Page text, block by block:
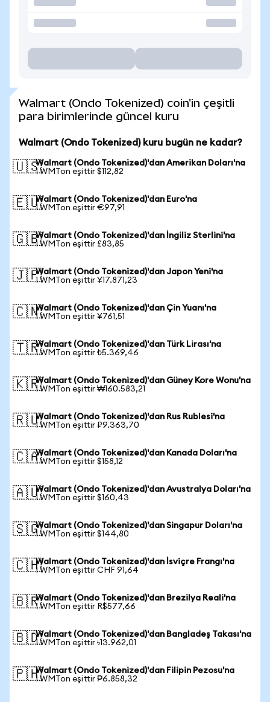
Walmart (Ondo Tokenized) coin'in çeşitli
para birimlerinde güncel kuru
Walmart (Ondo Tokenized) kuru bugün ne kadar?
🇺🇸Walmart (Ondo Tokenized)'dan Amerikan Doları'na
1 WMTon eşittir $112,82
🇪🇺Walmart (Ondo Tokenized)'dan Euro'na
1 WMTon eşittir €97,91
🇬🇧Walmart (Ondo Tokenized)'dan İngiliz Sterlini'na
1 WMTon eşittir £83,85
🇯🇵Walmart (Ondo Tokenized)'dan Japon Yeni'na
1 WMTon eşittir ¥17.871,23
🇨🇳Walmart (Ondo Tokenized)'dan Çin Yuanı'na
1 WMTon eşittir ¥761,51
🇹🇷Walmart (Ondo Tokenized)'dan Türk Lirası'na
1 WMTon eşittir ₺5.369,46
🇰🇷Walmart (Ondo Tokenized)'dan Güney Kore Wonu'na
1 WMTon eşittir ₩160.583,21
🇷🇺Walmart (Ondo Tokenized)'dan Rus Rublesi'na
1 WMTon eşittir ₽9.363,70
🇨🇦Walmart (Ondo Tokenized)'dan Kanada Doları'na
1 WMTon eşittir $158,12
🇦🇺Walmart (Ondo Tokenized)'dan Avustralya Doları'na
1 WMTon eşittir $160,43
🇸🇬Walmart (Ondo Tokenized)'dan Singapur Doları'na
1 WMTon eşittir $144,80
🇨🇭Walmart (Ondo Tokenized)'dan İsviçre Frangı'na
1 WMTon eşittir CHF 91,64
🇧🇷Walmart (Ondo Tokenized)'dan Brezilya Reali'na
1 WMTon eşittir R$577,66
🇧🇩Walmart (Ondo Tokenized)'dan Bangladeş Takası'na
1 WMTon eşittir ৳13.962,01
🇵🇭Walmart (Ondo Tokenized)'dan Filipin Pezosu'na
1 WMTon eşittir ₱6.858,32